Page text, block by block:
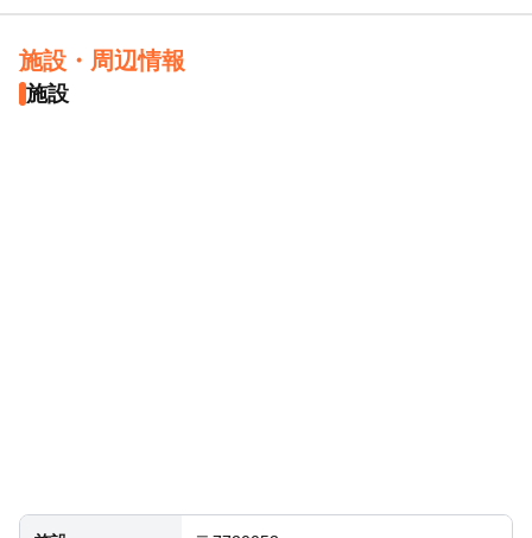
【その他】
・集合、解散は鳴門市内であれば鳴門市役所が送迎します！
・宿舎や生活のお困りごとは鳴門市役所がサポートします！
施設・周辺情報
施設